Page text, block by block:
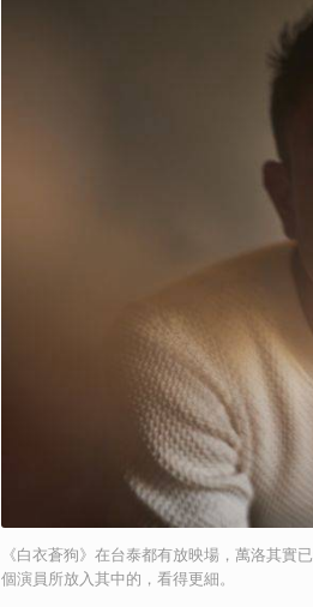
《白衣蒼狗》在台泰都有放映場，萬洛其實
個演員所放入其中的，看得更細。